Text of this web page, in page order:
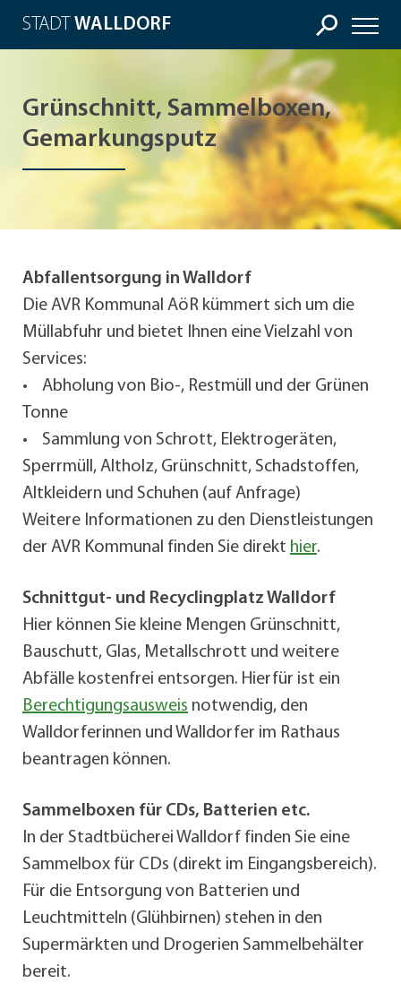
STADT WALLDORF
Grünschnitt, Sammelboxen,
Gemarkungsputz
Abfallentsorgung in Walldorf
Die AVR Kommunal AöR kümmert sich um die
Müllabfuhr und bietet Ihnen eine Vielzahl von
Services:
• Abholung von Bio-, Restmüll und der Grünen
Tonne
• Sammlung von Schrott, Elektrogeräten,
Sperrmüll, Altholz, Grünschnitt, Schadstoffen,
Altkleidern und Schuhen (auf Anfrage)
Weitere Informationen zu den Dienstleistungen
der AVR Kommunal finden Sie direkt hier.
Schnittgut- und Recyclingplatz Walldorf
Hier können Sie kleine Mengen Grünschnitt,
Bauschutt, Glas, Metallschrott und weitere
Abfälle kostenfrei entsorgen. Hierfür ist ein
Berechtigungsausweis notwendig, den
Walldorferinnen und Walldorfer im Rathaus
beantragen können.
Sammelboxen für CDs, Batterien etc.
In der Stadtbücherei Walldorf finden Sie eine
Sammelbox für CDs (direkt im Eingangsbereich).
Für die Entsorgung von Batterien und
Leuchtmitteln (Glühbirnen) stehen in den
Supermärkten und Drogerien Sammelbehälter
bereit.